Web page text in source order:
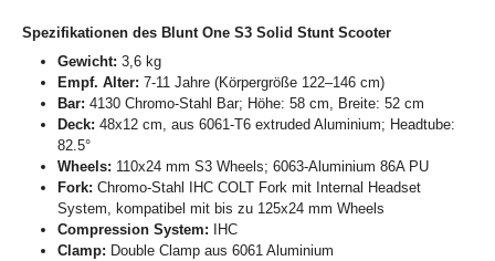
Spezifikationen des Blunt One S3 Solid Stunt Scooter
Gewicht: 3,6 kg
Empf. Alter: 7-11 Jahre (Körpergröße 122–146 cm)
Bar: 4130 Chromo-Stahl Bar; Höhe: 58 cm, Breite: 52 cm
Deck: 48x12 cm, aus 6061-T6 extruded Aluminium; Headtube:
82.5°
Wheels: 110x24 mm S3 Wheels; 6063-Aluminium 86A PU
Fork: Chromo-Stahl IHC COLT Fork mit Internal Headset
System, kompatibel mit bis zu 125x24 mm Wheels
Compression System: IHC
Clamp: Double Clamp aus 6061 Aluminium